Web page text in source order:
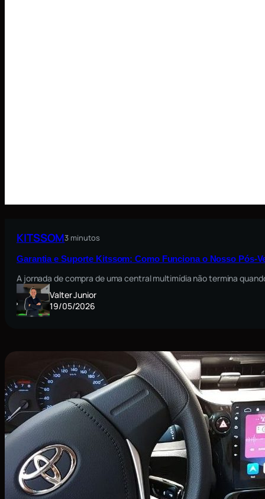
KITSSOM3 minutos
Garantia e Suporte Kitssom: Como Funciona o Nosso Pós-
A jornada de compra de uma central multimídia não termina
Valter Junior
19/05/2026